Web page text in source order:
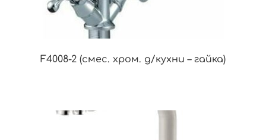
F4008-2 (смес. хром. д/кухни – гайка)